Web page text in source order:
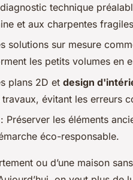
technique
et aux charpentes
solutions sur mesure
les petits volumes en
plans 2D et design
évitant les erreurs
: Préserver les éléments
éco-responsable.
ou d’une maison